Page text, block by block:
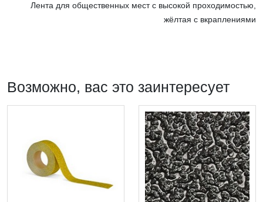
Лента для общественных мест с высокой проходимостью,
жёлтая с вкраплениями
Возможно, вас это заинтересует